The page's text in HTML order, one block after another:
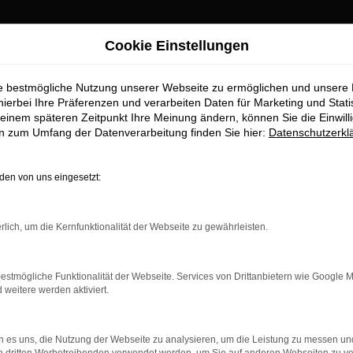
für
Freising erhalten Sie im
für exzellente VW Polo Gebrauchtwagen Fahrzeuge für
zu präsentieren, die höchste Standards in Sachen
geht. Erfahren Sie mehr über unsere beeindruckende VW
Cookie Einstellungen
bestmögliche Nutzung unserer Webseite zu ermöglichen und unsere
Ihre Präferenzen und verarbeiten Daten für Marketing und
späteren Zeitpunkt Ihre Meinung ändern, können Sie die
zum Umfang der Datenverarbeitung finden Sie hier:
von uns eingesetzt:
um die Kernfunktionalität der Webseite zu gewährleisten.
Funktionalität der Webseite. Services von Drittanbietern wie Google
weitere werden aktiviert.
es uns, die Nutzung der Webseite zu analysieren, um die Leistung zu messen